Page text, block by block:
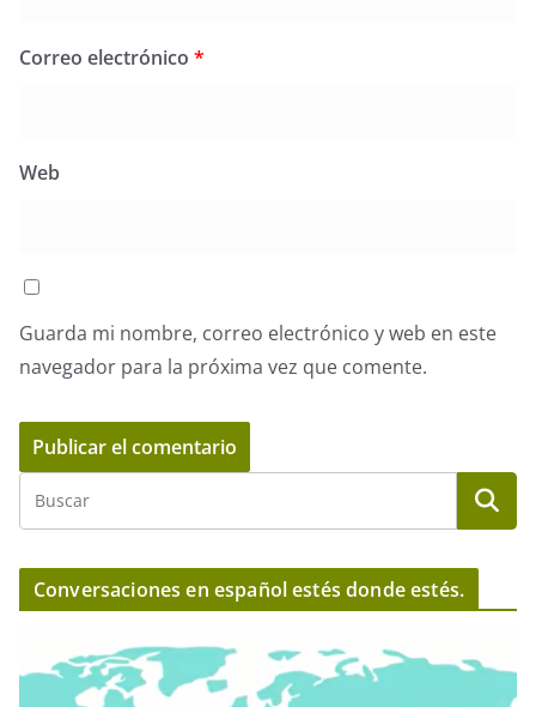
Correo electrónico *
Web
Guarda mi nombre, correo electrónico y web en este
navegador para la próxima vez que comente.
Conversaciones en español estés donde estés.
e